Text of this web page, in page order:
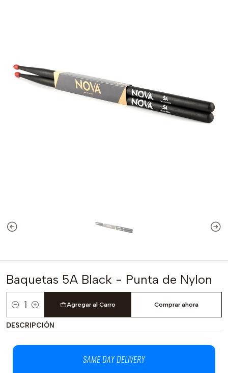
Baquetas 5A Black - Punta de Nylon
Cantidad
Agregar al Carro Comprar ahora
DESCRIPCIÓN